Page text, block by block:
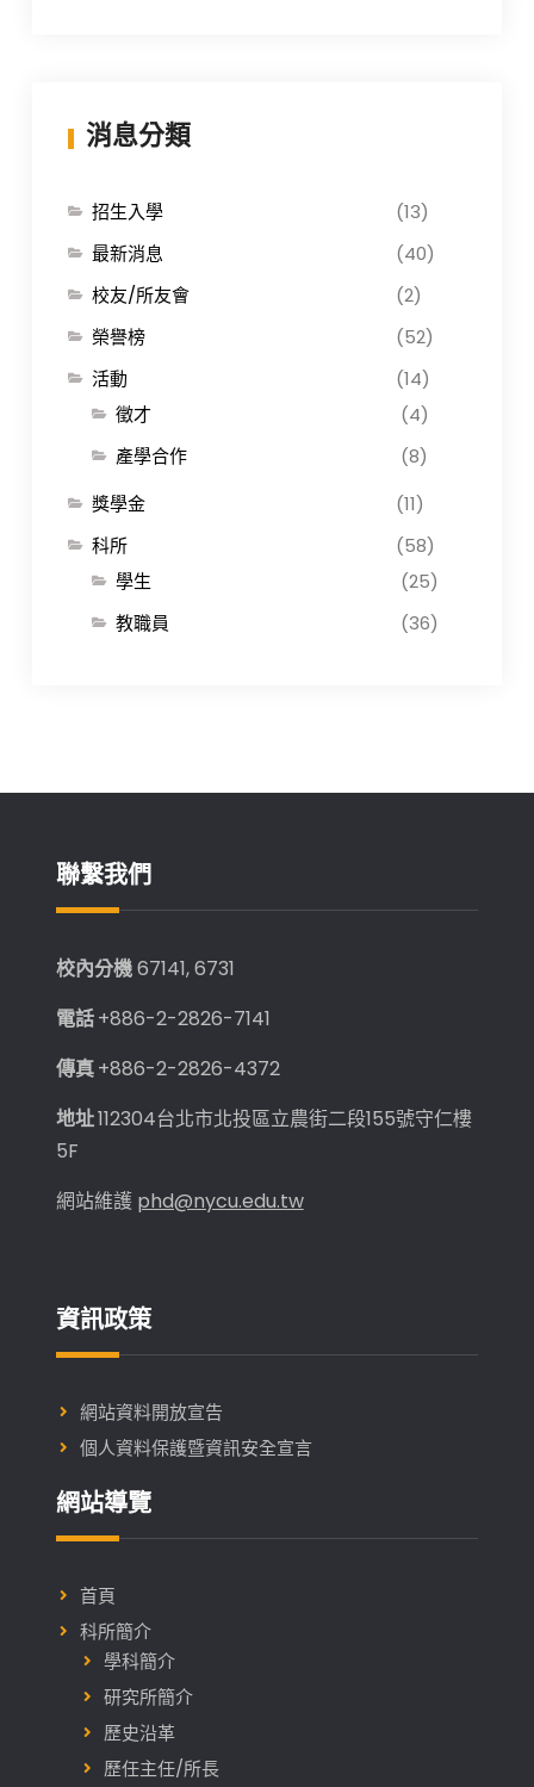
消息分類
招生入學
(13)
最新消息
(40)
校友/所友會
(2)
榮譽榜
(52)
活動
(14)
徵才
(4)
產學合作
(8)
獎學金
(11)
科所
(58)
學生
(25)
教職員
(36)
聯繫我們
校內分機67141, 6731
電話+886-2-2826-7141
傳真+886-2-2826-4372
地址112304台北市北投區立農街二段155號守仁樓
5F
網站維護 phd@nycu.edu.tw
資訊政策
網站資料開放宣告
個人資料保護暨資訊安全宣言
網站導覽
首頁
科所簡介
學科簡介
研究所簡介
歷史沿革
歷任主任/所長